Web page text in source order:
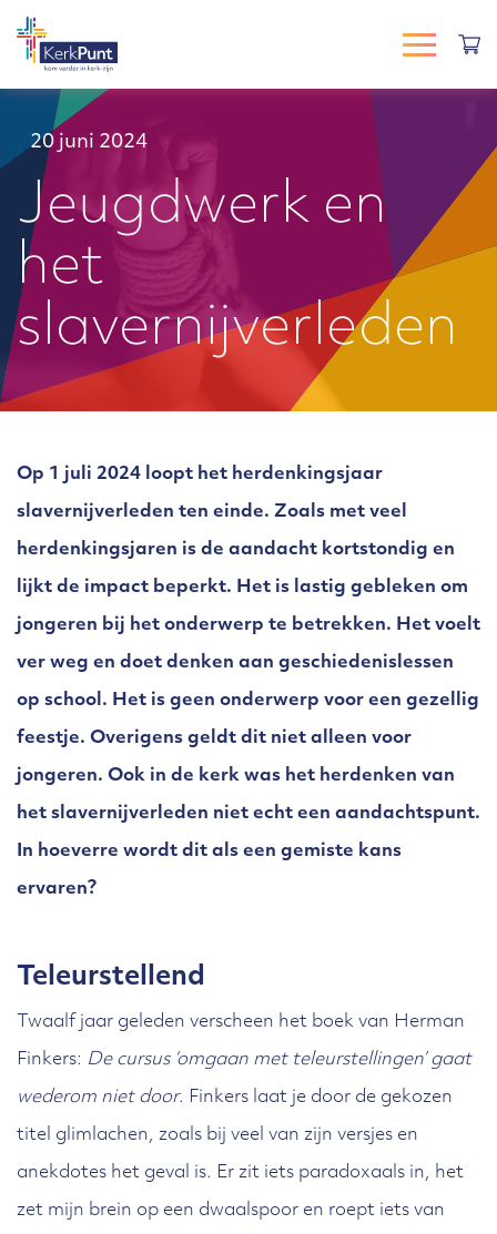
20 juni 2024
Jeugdwerk en
het
slavernijverleden
Op 1 juli 2024 loopt het herdenkingsjaar
slavernijverleden ten einde. Zoals met veel
herdenkingsjaren is de aandacht kortstondig en
lijkt de impact beperkt. Het is lastig gebleken om
jongeren bij het onderwerp te betrekken. Het voelt
ver weg en doet denken aan geschiedenislessen
op school. Het is geen onderwerp voor een gezellig
feestje. Overigens geldt dit niet alleen voor
jongeren. Ook in de kerk was het herdenken van
het slavernijverleden niet echt een aandachtspunt.
In hoeverre wordt dit als een gemiste kans
ervaren?
Teleurstellend
Twaalf jaar geleden verscheen het boek van Herman
Finkers: De cursus ‘omgaan met teleurstellingen’ gaat
wederom niet door. Finkers laat je door de gekozen
titel glimlachen, zoals bij veel van zijn versjes en
anekdotes het geval is. Er zit iets paradoxaals in, het
zet mijn brein op een dwaalspoor en roept iets van